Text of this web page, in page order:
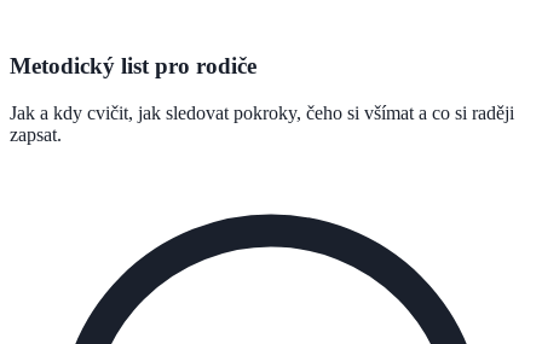
Metodický list pro rodiče
Jak a kdy cvičit, jak sledovat pokroky, čeho si všímat a co si raději
zapsat.